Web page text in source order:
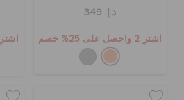
د.إ. 349
اشترِ 2 واحصل على 25% خصم اشترِ 2 واحصل على 25% خصم